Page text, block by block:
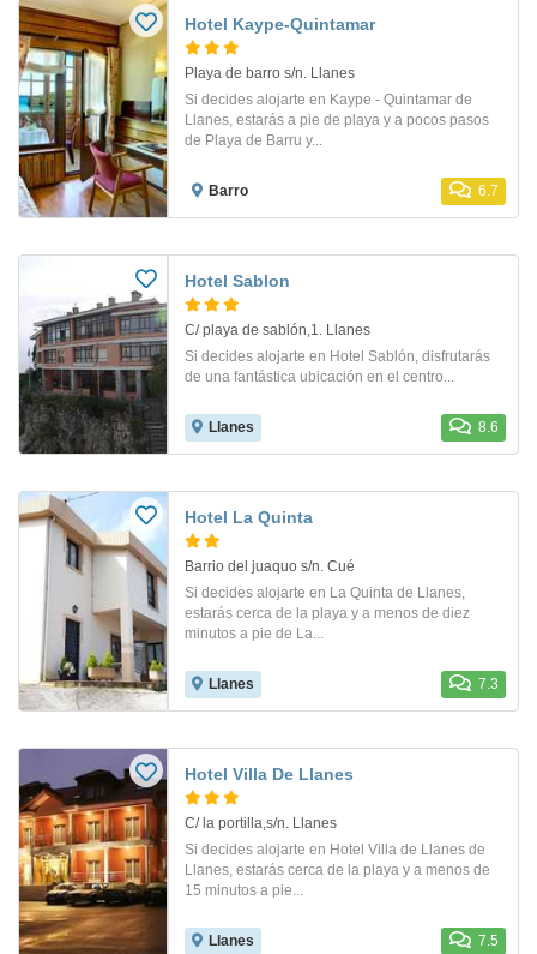
Hotel Kaype-Quintamar
Playa de barro s/n. Llanes
Si decides alojarte en Kaype - Quintamar de
Llanes, estarás a pie de playa y a pocos pasos
de Playa de Barru y...
Barro 6.7
Hotel Sablon
C/ playa de sablón,1. Llanes
Si decides alojarte en Hotel Sablón, disfrutarás
de una fantástica ubicación en el centro...
Llanes 8.6
Hotel La Quinta
Barrio del juaquo s/n. Cué
Si decides alojarte en La Quinta de Llanes,
estarás cerca de la playa y a menos de diez
minutos a pie de La...
Llanes 7.3
Hotel Villa De Llanes
C/ la portilla,s/n. Llanes
Si decides alojarte en Hotel Villa de Llanes de
Llanes, estarás cerca de la playa y a menos de
15 minutos a pie...
Llanes 7.5